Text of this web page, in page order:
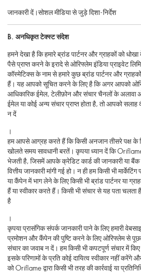
जानकारी दें।सोशल मीडिया से जुड़े दिशा-निर्देश
B. अनधिकृत टेक्स्ट संदेश
हमने देखा है कि हमारे ब्रांड पार्टनर और ग्राहकों को
पैसे प्राप्त करने के इरादे से ओरिफ्लेम इंडिया प्राइवेट
कॉस्मेटिक्स के नाम से हमारे कुछ ब्रांड पार्टनर और
हैं। यह आपको सूचित करने के लिए है कि अगर आपको
आधिकारिक ईमेल, टेलीफ़ोन और संचार चैनलों के अलावा
ईमेल या कोई अन्य संचार प्राप्त होता है, तो आपको
न दें
।
हम आपसे आग्रह करते हैं कि किसी अनजान तीसरे पक्ष
खोलते समय सावधानी बरतें। कृपया ध्यान दें कि
भेजती है, जिसमें आपके क्रेडिट कार्ड की जानकारी या बैंक
वित्तीय जानकारी मांगी गई हो। न ही हम किसी भी
या कैंपेन में भाग लेने के लिए किसी भी ब्रांड पार्टनर या
हैं या स्वीकार करते हैं। किसी भी संचार से यह पता चलता है
है
।
कृपया प्रासंगिक संपर्क जानकारी पाने के लिए हमारी
प्रमोशन और कैंपेन की पुष्टि करने के लिए ओरिफ्लेम से
संचार का जवाब न दें। हम किसी भी कपटपूर्ण संचार में किए
इसके परिणामों के प्रति कोई दायित्व स्वीकार नहीं
को Oriflame द्वारा किसी भी तरह की कार्रवाई या